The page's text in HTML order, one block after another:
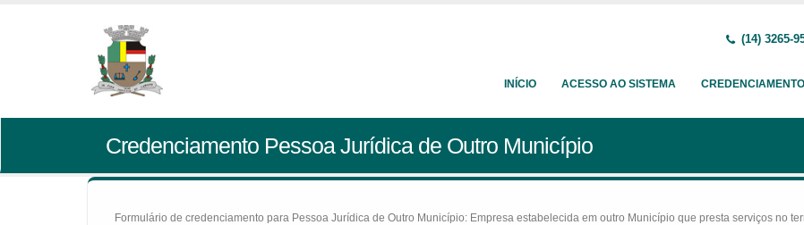
(14) 3265-
INÍCIO ACESSO AO SISTEMA CREDENCIAMENTO
Credenciamento Pessoa Jurídica de Outro Município
Formulário de credenciamento para Pessoa Jurídica de Outro Município: Empresa estabelecida em outro Município que presta serviços no